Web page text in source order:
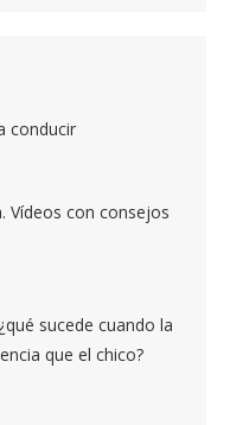
conducir
Vídeos con consejos
sucede cuando la
que el chico?